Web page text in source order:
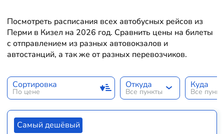
Посмотреть расписания всех автобусных рейсов из
Перми в Кизел на 2026 год. Сравнить цены на билеты
с отправлением из разных автовокзалов и
автостанций, а так же от разных перевозчиков.
Сортировка
По цене
Откуда
Все пункты
Куда
Все
Самый дешёвый